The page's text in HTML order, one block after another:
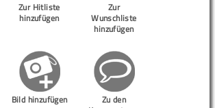
Zur Hitliste
hinzufügen
Zur
Wunschliste
hinzufügen
Bild hinzufügen
Zu den